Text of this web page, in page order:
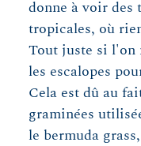
donne à voir des
tropicales, où
Tout juste si l'on
les escalopes
Cela est dû au
graminées
le bermuda